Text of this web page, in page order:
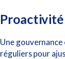
Une
réguliers pour